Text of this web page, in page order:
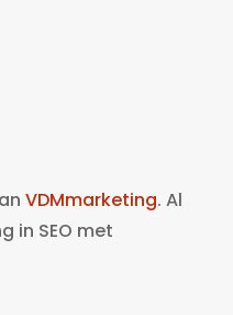
VDMmarketing. Al
in SEO met